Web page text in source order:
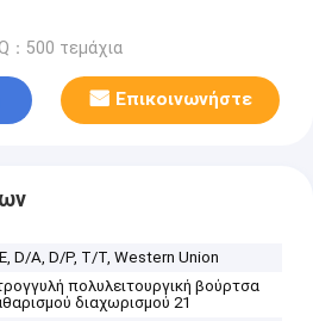
：500 τεμάχια
Επικοινωνήστε
D/A, D/P, T/T, Western Union
πολυλειτουργική βούρτσα
διαχωρισμού 21